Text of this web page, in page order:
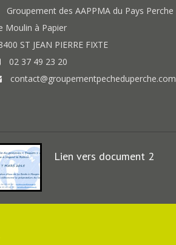
Groupement des AAPPMA du Pays Perche
Moulin à Papier
ST JEAN PIERRE FIXTE
02 37 49 23 20
contact@groupementpecheduperche.com
Lien vers document 2